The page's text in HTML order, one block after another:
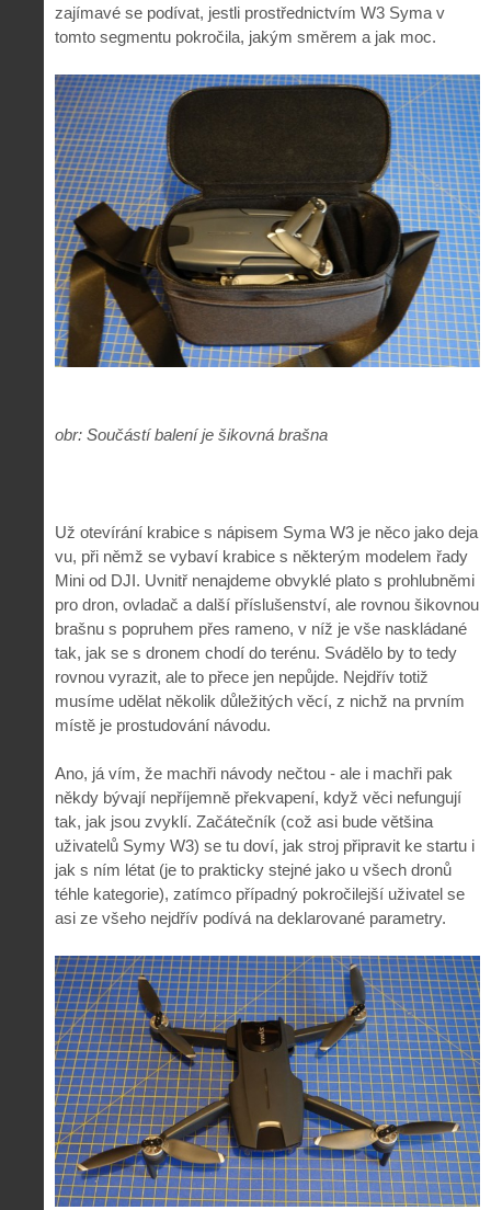
zajímavé se podívat, jestli prostřednictvím W3 Syma v
tomto segmentu pokročila, jakým směrem a jak moc.
obr: Součástí balení je šikovná brašna
Už otevírání krabice s nápisem Syma W3 je něco jako deja
vu, při němž se vybaví krabice s některým modelem řady
Mini od DJI. Uvnitř nenajdeme obvyklé plato s prohlubněmi
pro dron, ovladač a další příslušenství, ale rovnou šikovnou
brašnu s popruhem přes rameno, v níž je vše naskládané
tak, jak se s dronem chodí do terénu. Svádělo by to tedy
rovnou vyrazit, ale to přece jen nepůjde. Nejdřív totiž
musíme udělat několik důležitých věcí, z nichž na prvním
místě je prostudování návodu.
Ano, já vím, že machři návody nečtou - ale i machři pak
někdy bývají nepříjemně překvapení, když věci nefungují
tak, jak jsou zvyklí. Začátečník (což asi bude většina
uživatelů Symy W3) se tu doví, jak stroj připravit ke startu i
jak s ním létat (je to prakticky stejné jako u všech dronů
téhle kategorie), zatímco případný pokročilejší uživatel se
asi ze všeho nejdřív podívá na deklarované parametry.